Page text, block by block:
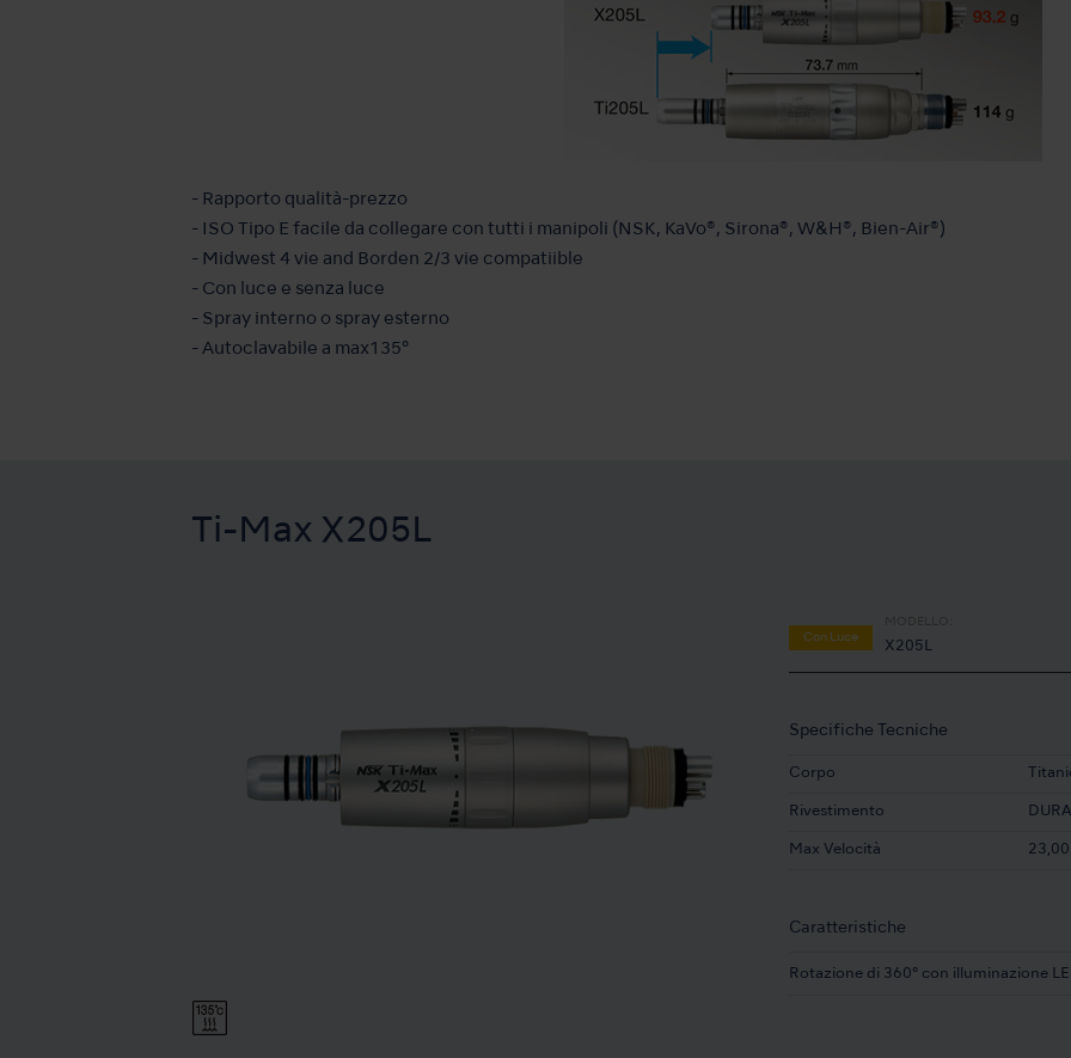
- Rapporto qualità-prezzo
- ISO Tipo E facile da collegare con tutti i manipoli (NSK, KaVo®, Sirona®, W&H®, Bien-Air®)
- Midwest 4 vie and Borden 2/3 vie compatiible
- Con luce e senza luce
- Spray interno o spray esterno
- Autoclavabile a max135°
Ti-Max X205L
Con Luce
X205L
Specifiche Tecniche
Corpo
Rivestimento
Max Velocità
Caratteristiche
Rotazione di 360° con illuminazione